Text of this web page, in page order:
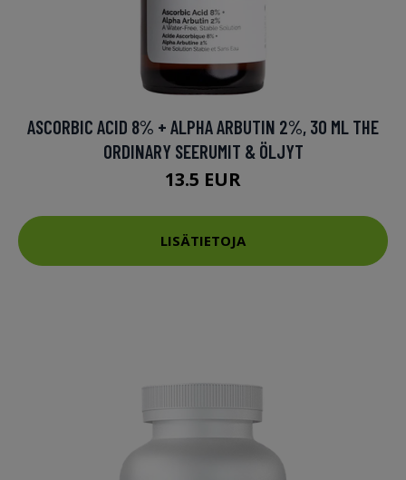
ASCORBIC ACID 8% + ALPHA ARBUTIN 2%, 30 ML THE
ORDINARY SEERUMIT & ÖLJYT
13.5 EUR
LISÄTIETOJA